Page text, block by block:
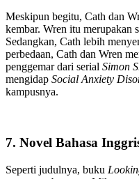
Meskipun begitu, Cath dan
kembar. Wren itu merupakan
Sedangkan, Cath lebih
perbedaan, Cath dan Wren
penggemar dari serial Simon
mengidap Social Anxiety
kampusnya.
7. Novel Bahasa
Seperti judulnya, buku